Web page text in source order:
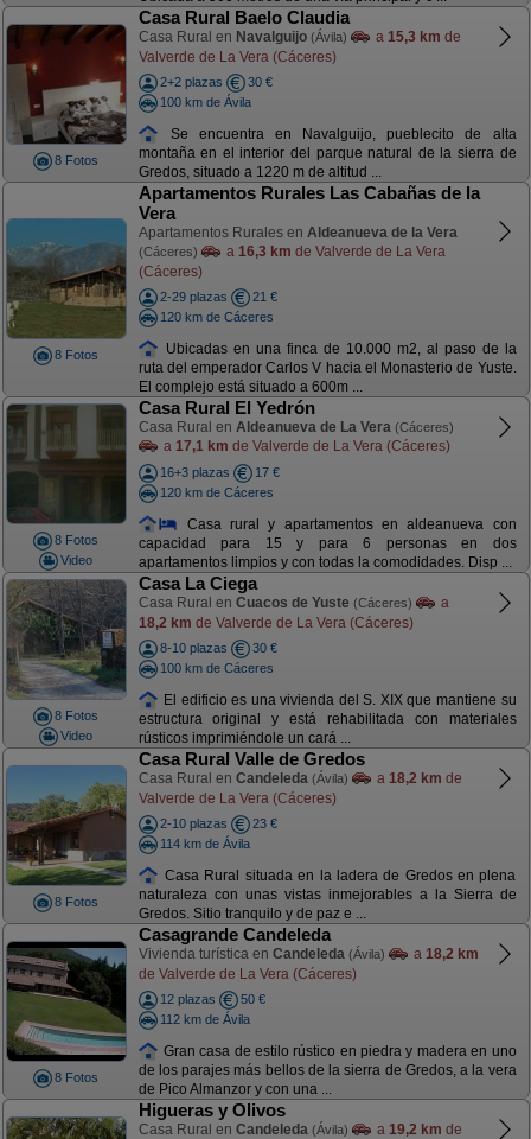
8 Fotos
Casa Rural Baelo Claudia
Casa Rural en Navalguijo (Ávila) a 15,3 km de
Valverde de La Vera (Cáceres)
2+2 plazas
30 €
100 km de Ávila
Se encuentra en Navalguijo, pueblecito de alta
montaña en el interior del parque natural de la sierra de
Gredos, situado a 1220 m de altitud ...
8 Fotos
Apartamentos Rurales Las Cabañas de la
Vera
Apartamentos Rurales en Aldeanueva de la Vera
(Cáceres) a 16,3 km de Valverde de La Vera
(Cáceres)
2-29 plazas
21 €
120 km de Cáceres
Ubicadas en una finca de 10.000 m2, al paso de la
ruta del emperador Carlos V hacia el Monasterio de Yuste.
El complejo está situado a 600m ...
8 Fotos
Video
Casa Rural El Yedrón
Casa Rural en Aldeanueva de La Vera (Cáceres)
a 17,1 km de Valverde de La Vera (Cáceres)
16+3 plazas
17 €
120 km de Cáceres
Casa rural y apartamentos en aldeanueva con
capacidad para 15 y para 6 personas en dos
apartamentos limpios y con todas la comodidades. Disp ...
8 Fotos
Video
Casa La Ciega
Casa Rural en Cuacos de Yuste (Cáceres)
a
18,2 km de Valverde de La Vera (Cáceres)
8-10 plazas
30 €
100 km de Cáceres
El edificio es una vivienda del S. XIX que mantiene su
estructura original y está rehabilitada con materiales
rústicos imprimiéndole un cará ...
8 Fotos
Casa Rural Valle de Gredos
Casa Rural en Candeleda (Ávila) a 18,2 km de
Valverde de La Vera (Cáceres)
2-10 plazas
23 €
114 km de Ávila
Casa Rural situada en la ladera de Gredos en plena
naturaleza con unas vistas inmejorables a la Sierra de
Gredos. Sitio tranquilo y de paz e ...
8 Fotos
Casagrande Candeleda
Vivienda turística en Candeleda (Ávila) a 18,2 km
de Valverde de La Vera (Cáceres)
12 plazas
50 €
112 km de Ávila
Gran casa de estilo rústico en piedra y madera en uno
de los parajes más bellos de la sierra de Gredos, a la vera
de Pico Almanzor y con una ...
Higueras y Olivos
Casa Rural en Candeleda (Ávila) a 19,2 km de